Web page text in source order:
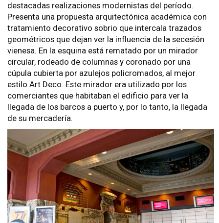
destacadas realizaciones modernistas del período.
Presenta una propuesta arquitectónica académica con
tratamiento decorativo sobrio que intercala trazados
geométricos que dejan ver la influencia de la secesión
vienesa. En la esquina está rematado por un mirador
circular, rodeado de columnas y coronado por una
cúpula cubierta por azulejos policromados, al mejor
estilo Art Deco. Este mirador era utilizado por los
comerciantes que habitaban el edificio para ver la
llegada de los barcos a puerto y, por lo tanto, la llegada
de su mercadería.